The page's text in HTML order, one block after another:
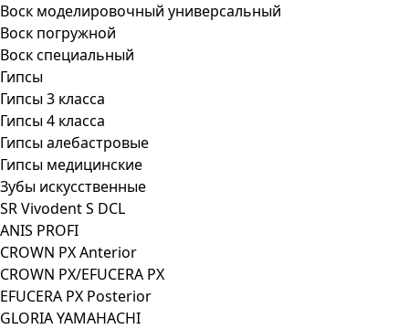
Воск моделировочный универсальный
Воск погружной
Воск специальный
Гипсы
Гипсы 3 класса
Гипсы 4 класса
Гипсы алебастровые
Гипсы медицинские
Зубы искусственные
SR Vivodent S DCL
ANIS PROFI
CROWN PX Anterior
CROWN PX/EFUCERA PX
EFUCERA PX Posterior
GLORIA YAMAHACHI